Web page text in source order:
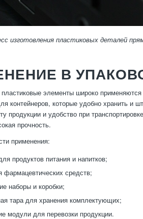
изготовления пластиковых деталей
В
элементы широко
контейнеров, которые удобно хранить и
продукции и удобство при
прочность.
применения:
продуктов питания и напитков;
фармацевтических средств;
наборы и коробки;
тара для хранения комплектующих;
модули для перевозки продукции.